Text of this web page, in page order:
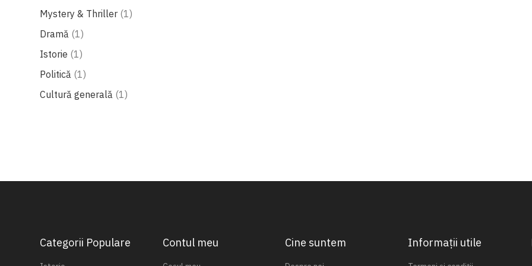
Mystery & Thriller 1produs
Dramă 1produs
Istorie 1produs
Politică 1produs
Cultură generală 1produs
Categorii Populare Contul meu Cine suntem Informații utile